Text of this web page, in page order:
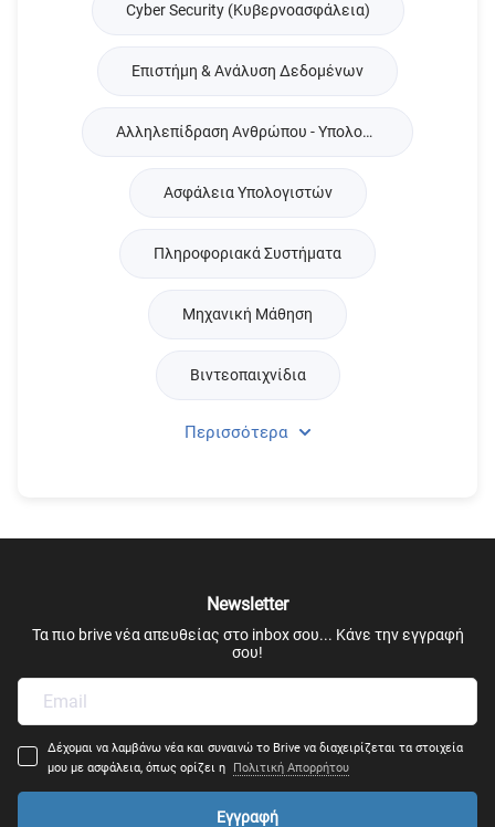
Cyber Security (Κυβερνοασφάλεια)
Επιστήμη & Ανάλυση Δεδομένων
Αλληλεπίδραση Ανθρώπου - Υπολογιστή
Ασφάλεια Υπολογιστών
Πληροφοριακά Συστήματα
Μηχανική Μάθηση
Βιντεοπαιχνίδια
Πληροφορική
Περισσότερα
Newsletter
Τα πιο brive νέα απευθείας στο inbox σου... Κάνε την εγγραφή
σου!
Δέχομαι να λαμβάνω νέα και συναινώ το Brive να διαχειρίζεται τα στοιχεία
μου με ασφάλεια, όπως ορίζει η
Πολιτική Απορρήτου
Εγγραφή